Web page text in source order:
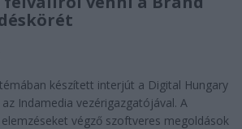
készített interjút a Digital Hungary
Indamedia vezérigazgatójával. A
végző szoftveres megoldások